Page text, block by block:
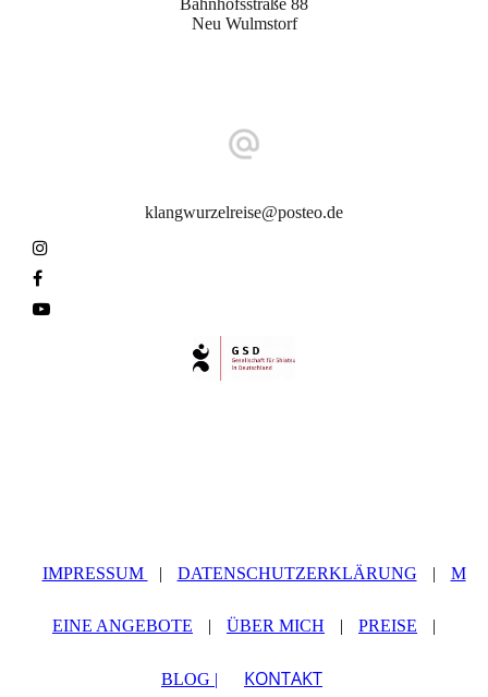
Bahnhofsstraße 88
Neu Wulmstorf
klangwurzelreise@posteo.de
IMPRESSUM | DATENSCHUTZERKLÄRUNG | M
EINE ANGEBOTE | ÜBER MICH | PREISE |
BLOG | KONTAKT